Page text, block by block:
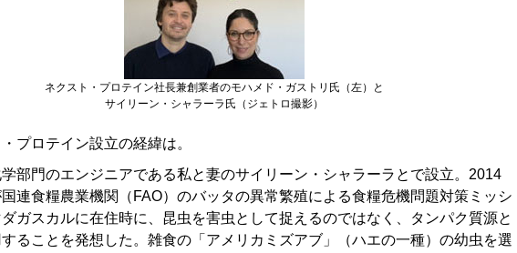
ネクスト・プロテイン社長兼創業者のモハメド・ガストリ氏（左）と
サイリーン・シャラーラ氏（ジェトロ撮影）
プロテイン設立の経緯は。
部門のエンジニアである私と妻のサイリーン・シャラーラとで設立。2014
連食糧農業機関（FAO）のバッタの異常繁殖による食糧危機問題対策ミッシ
ダガスカルに在住時に、昆虫を害虫として捉えるのではなく、タンパク質源と
することを発想した。雑食の「アメリカミズアブ」（ハエの一種）の幼虫を選